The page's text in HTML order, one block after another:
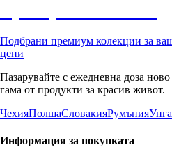
Подбрани премиум колекции за
цени
Пазарувайте с ежедневна доза
гама от продукти за красив живот.
ЧехияПолшаСловакияРумъния
Информация за покупката